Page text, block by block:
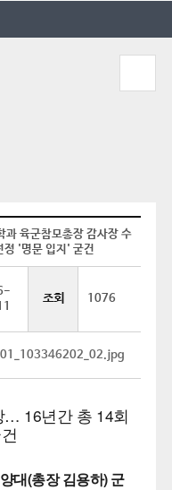
육군참모총장 감사장 수
'명문 입지' 굳건
조회 1076
… 16년간 총 14회
대(총장 김용하) 군